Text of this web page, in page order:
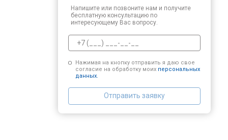
Напишите или позвоните нам и получите
бесплатную консультацию по
интересующему Вас вопросу.
Нажимая на кнопку отправить я даю свое
согласие на обработку моих персональных
данных.
Отправить заявку